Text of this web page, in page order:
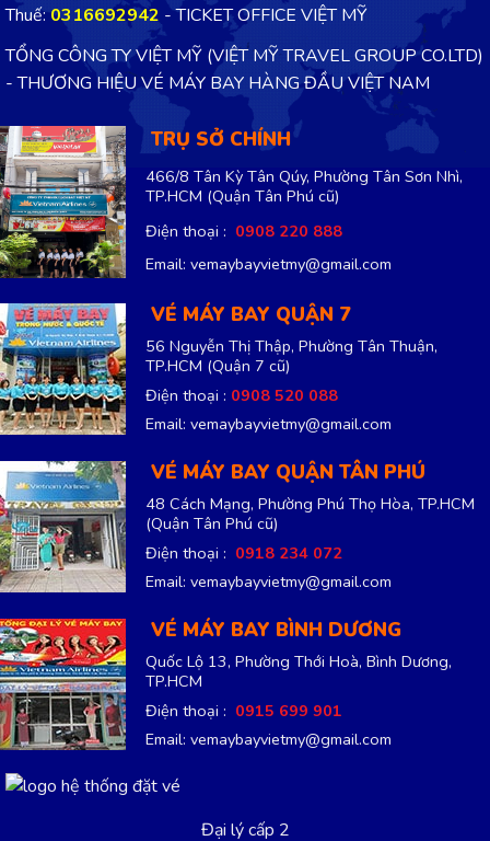
Thuế:0316692942 - TICKET OFFICE VIỆT MỸ
TỔNG CÔNG TY VIỆT MỸ (VIỆT MỸ TRAVEL GROUP CO.LTD)
- THƯƠNG HIỆU VÉ MÁY BAY HÀNG ĐẦU VIỆT NAM
TRỤ SỞ CHÍNH
466/8 Tân Kỳ Tân Qúy, Phường Tân Sơn Nhì,
TP.HCM (Quận Tân Phú cũ)
Điện thoại : 0908 220 888
Email: vemaybayvietmy@gmail.com
VÉ MÁY BAY QUẬN 7
56 Nguyễn Thị Thập, Phường Tân Thuận,
TP.HCM (Quận 7 cũ)
Điện thoại : 0908 520 088
Email: vemaybayvietmy@gmail.com
VÉ MÁY BAY QUẬN TÂN PHÚ
48 Cách Mạng, Phường Phú Thọ Hòa, TP.HCM
(Quận Tân Phú cũ)
Điện thoại : 0918 234 072
Email: vemaybayvietmy@gmail.com
VÉ MÁY BAY BÌNH DƯƠNG
Quốc Lộ 13, Phường Thới Hoà, Bình Dương,
TP.HCM
Điện thoại : 0915 699 901
Email: vemaybayvietmy@gmail.com
Đại lý cấp 2